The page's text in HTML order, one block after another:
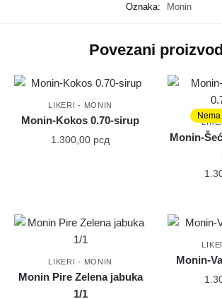
Oznaka:
Monin
Povezani
LIKERI - MONIN
Monin-Kokos 0.70-sirup
1.300,00 рсд
Monin-
LIKERI - MONIN
Monin Pire Zelena jabuka
1/1
Monin-